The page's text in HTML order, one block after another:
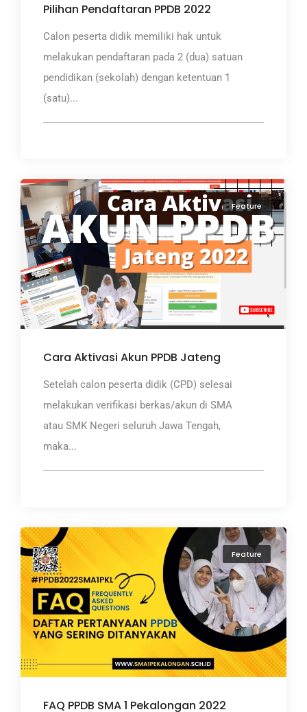
Pilihan Pendaftaran PPDB 2022
Calon peserta didik memiliki hak untuk
melakukan pendaftaran pada 2 (dua) satuan
pendidikan (sekolah) dengan ketentuan 1
(satu)...
Feature
Cara Aktivasi Akun PPDB Jateng
Setelah calon peserta didik (CPD) selesai
melakukan verifikasi berkas/akun di SMA
atau SMK Negeri seluruh Jawa Tengah,
maka...
Feature
FAQ PPDB SMA 1 Pekalongan 2022